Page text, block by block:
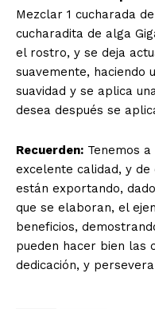
Mezclar 1 cucharada
cucharadita de alga
el rostro, y se deja
suavemente, haciendo
suavidad y se aplica
desea después se
Recuerden: Tenemos
excelente calidad, y de
están exportando,
que se elaboran, el
beneficios,
pueden hacer bien las
dedicación, y